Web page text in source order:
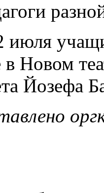
июля
в Новом
Йозефа